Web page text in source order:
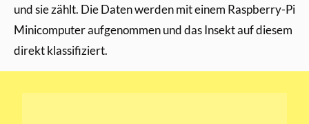
und sie zählt. Die Daten werden mit einem Raspberry-Pi
Minicomputer aufgenommen und das Insekt auf diesem
direkt klassifiziert.